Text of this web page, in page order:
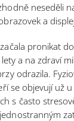
neseděli
a
pronikat
a na zdraví
odrazila.
se objevují už
s často